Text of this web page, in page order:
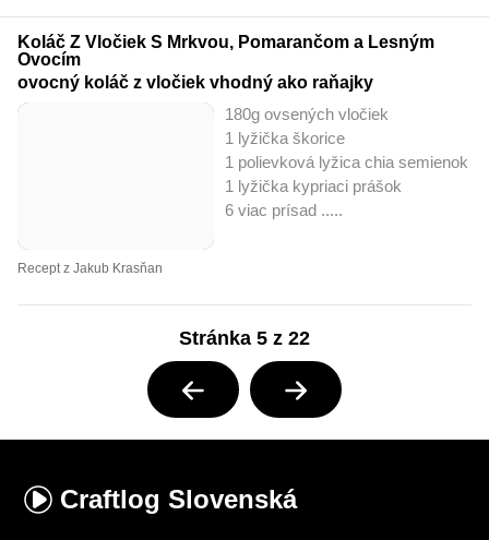
Koláč Z Vločiek S Mrkvou, Pomarančom a Lesným
Ovocím
ovocný koláč z vločiek vhodný ako raňajky
180g ovsených vločiek
1 lyžička škorice
1 polievková lyžica chia semienok
1 lyžička kypriaci prášok
6 viac prísad .....
Recept z Jakub Krasňan
Stránka 5 z 22
Craftlog Slovenská